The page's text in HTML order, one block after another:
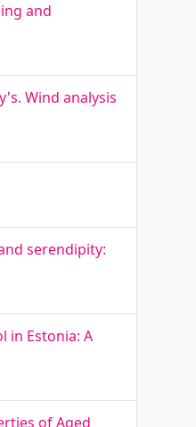
and
Wind analysis
serendipity:
in Estonia: A
of Aged